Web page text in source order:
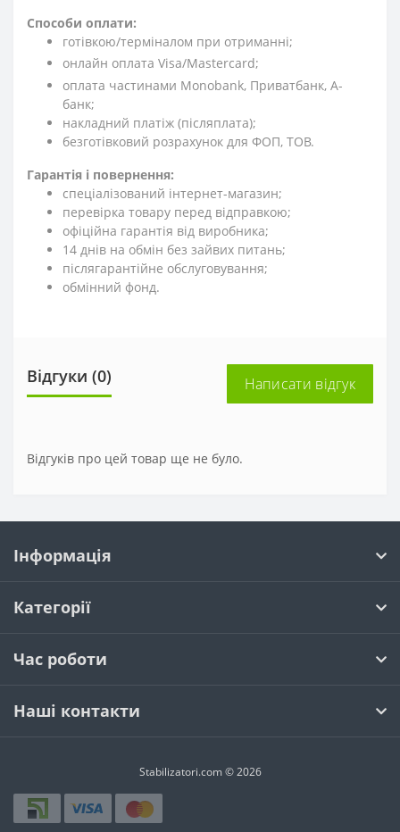
Способи оплати:
готівкою/терміналом при отриманні;
онлайн оплата Visa/Mastercard;
оплата частинами Monobank, Приватбанк, А-
банк;
накладний платіж (післяплата);
безготівковий розрахунок для ФОП, ТОВ.
Гарантія і повернення:
спеціалізований інтернет-магазин;
перевірка товару перед відправкою;
офіційна гарантія від виробника;
14 днів на обмін без зайвих питань;
післягарантійне обслуговування;
обмінний фонд.
Відгуки (0) Написати відгук
Відгуків про цей товар ще не було.
Інформація
Категорії
Час роботи
Наші контакти
Stabilizatori.com © 2026